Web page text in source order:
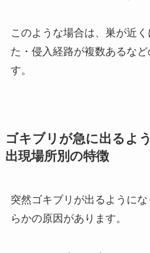
このような場合は、巣が近
た・侵入経路が複数あるな
す。
ゴキブリが急に出るよ
出現場所別の特徴
突然ゴキブリが出るように
らかの原因があります。